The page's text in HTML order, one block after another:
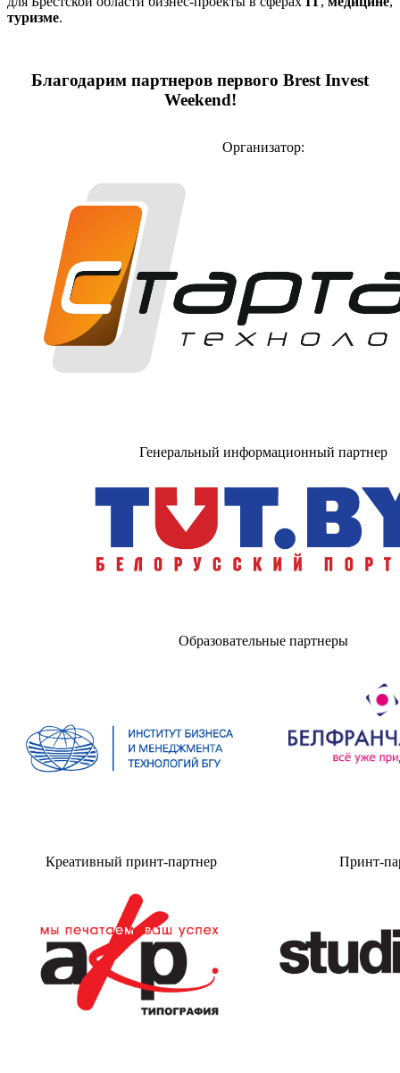
туризме.
Благодарим партнеров первого Brest Invest
Weekend!
Организатор:
Генеральный информационный партнер
Образовательные партнеры
Креативный принт-партнер Принт-